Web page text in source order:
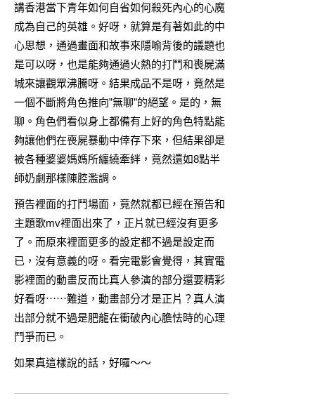
講香港當下青年如何自省如何殺死內心的心魔
成為自己的英雄。好呀，就算是有著如此的中
心思想，通過畫面和故事來隱喻背後的議題也
是可以呀，也是能夠通過火熱的打鬥和喪屍滿
城來讓觀眾沸騰呀。結果成品不是呀，竟然是
一個不斷將角色推向”無聊”的絕望。是的，無
聊。角色們看似身上都備有上好的角色特點能
夠讓他們在喪屍暴動中倖存下來，但結果卻是
被各種婆婆媽媽所纏繞牽絆，竟然還如8點半
師奶劇那樣陳腔濫調。
預告裡面的打鬥場面，竟然就都已經在預告和
主題歌mv裡面出來了，正片就已經沒有更多
了。而原來裡面更多的設定都不過是設定而
已，沒有意義的呀。看完電影會覺得，其實電
影裡面的動畫反而比真人參演的部分還要精彩
好看呀⋯⋯難道，動畫部分才是正片？真人演
出部分就不過是肥龍在衝破內心膽怯時的心理
鬥爭而已。
如果真這樣說的話，好囉～～